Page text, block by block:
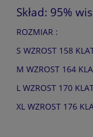
Skład: 95%
ROZMIAR :
S WZROST 158
M WZROST 164
L WZROST 170
XL WZROST 176